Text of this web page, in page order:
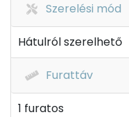
Szerelési mód
Hátulról szerelhető
Furattáv
1 furatos